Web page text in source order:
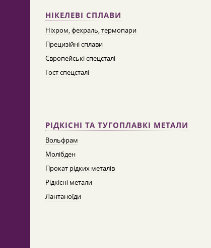
НІКЕЛЕВІ СПЛАВИ
Ніхром, фехраль, термопари
Прецизійні сплави
Європейські спецсталі
Гост спецсталі
РІДКІСНІ ТА ТУГОПЛАВКІ МЕТАЛИ
Вольфрам
Молібден
Прокат рідких металів
Рідкісні метали
Лантаноїди